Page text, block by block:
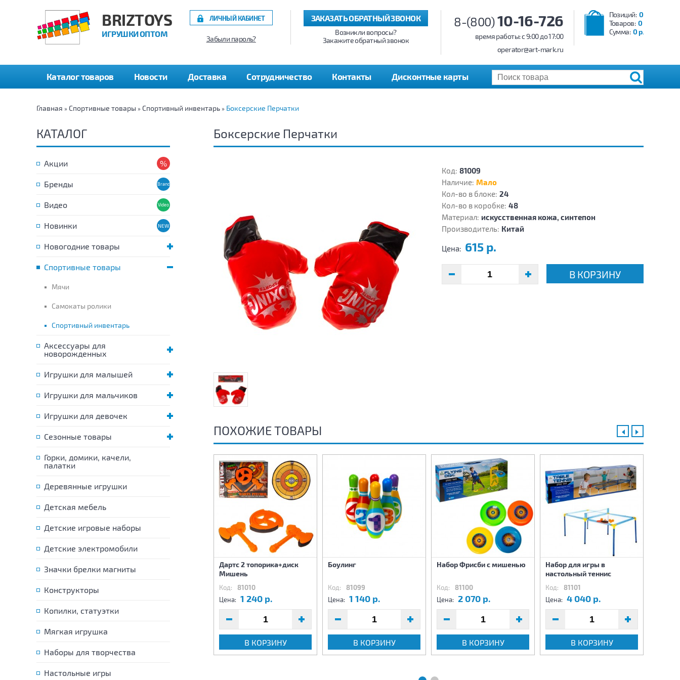
BRIZTOYS
ИГРУШКИ ОПТОМ
Позиций: 0
Товаров: 0
Сумма: 0 р.
8-(800)10-16-726
время работы: c 9:00 до 17:00
operator@art-mark.ru
ЗАКАЗАТЬ ОБРАТНЫЙ ЗВОНОК
Возникли вопросы?
Закажите обратный звонок
ЛИЧНЫЙ КАБИНЕТ
Забыли пароль?
Каталог товаров Новости Доставка Сотрудничество Контакты Дисконтные карты
Главная » Спортивные товары » Спортивный инвентарь » Боксерские Перчатки
КАТАЛОГ
Акции
Бренды
Видео
Новинки
Новогодние товары
Спортивные товары
Мячи
Самокаты ролики
Спортивный инвентарь
Аксессуары для
новорожденных
Игрушки для малышей
Игрушки для мальчиков
Игрушки для девочек
Сезонные товары
Горки, домики, качели,
палатки
Деревянные игрушки
Детская мебель
Детские игровые наборы
Детские электромобили
Значки брелки магниты
Конструкторы
Копилки, статуэтки
Мягкая игрушка
Наборы для творчества
Настольные игры
Боксерские Перчатки
Код: 81009
Наличие: Мало
Кол-во в блоке: 24
Кол-во в коробке: 48
Материал: искусственная кожа, синтепон
Производитель: Китай
Цена: 615 р.
В КОРЗИНУ
ПОХОЖИЕ ТОВАРЫ
82314
Дартс 2 топорика+диск
Мишень
Код: 81010
Цена: 1 240 р.
В КОРЗИНУ
Боулинг
Код: 81099
Цена: 1 140 р.
В КОРЗИНУ
Набор Фрисби с мишенью
Код: 81100
Цена: 2 070 р.
В КОРЗИНУ
Набор для игры в
настольный теннис
Код: 81101
Цена: 4 040 р.
В КОРЗИНУ